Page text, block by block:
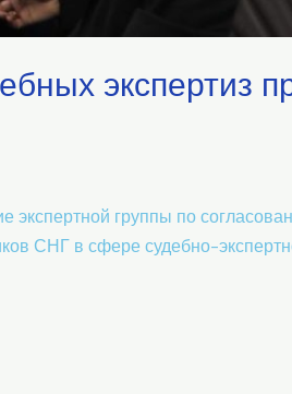
экспертиз
экспертной группы по
СНГ в сфере судебно-